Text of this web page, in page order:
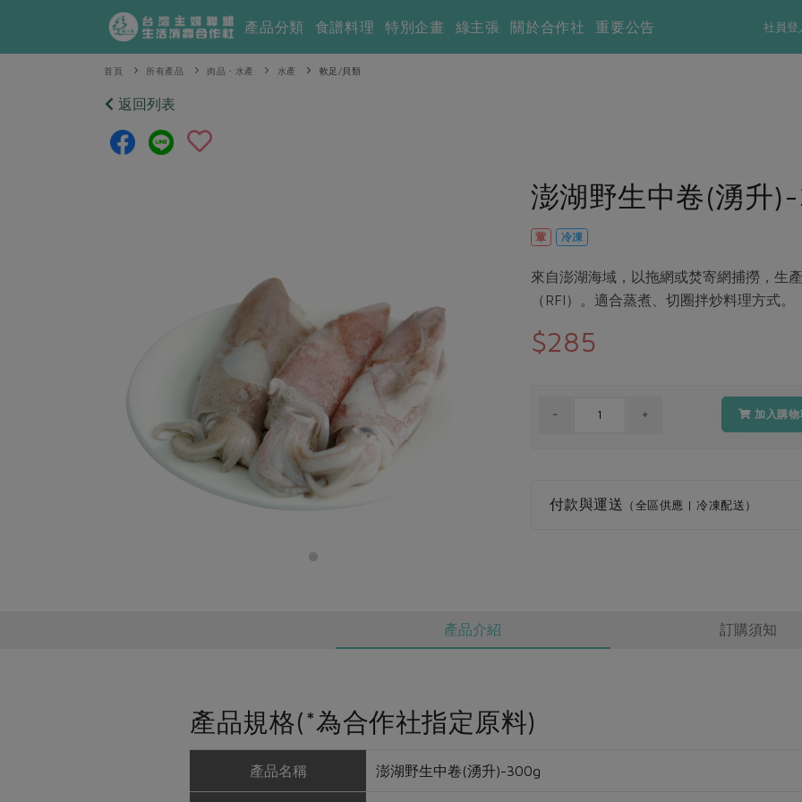
社員登
產品分類 食譜料理 特別企畫 綠主張 關於合作社 重要公告
首頁 所有產品 肉品・水產 水產 軟足/貝類
返回列表
澎湖野生中卷(湧升
葷 冷凍
來自澎湖海域，以拖網或焚寄網捕撈，生
（RFI）。適合蒸煮、切圈拌炒料理方式。
$285
加入購物
付款與運送 （全區供應 | 冷凍配送）
產品介紹 訂購須知
產品規格(*為合作社指定原料)
產品名稱 澎湖野生中卷(湧升)-300g